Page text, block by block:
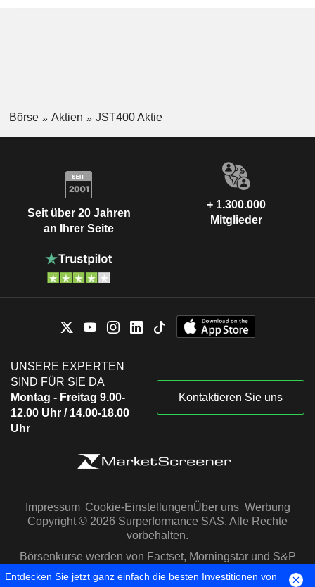
Börse Aktien JST400 Aktie
Seit über 20 Jahren
an Ihrer Seite
+ 1.300.000
Mitglieder
UNSERE EXPERTEN
SIND FÜR SIE DA
Montag - Freitag 9.00-
12.00 Uhr / 14.00-18.00
Uhr
Kontaktieren Sie uns
Impressum Cookie-EinstellungenÜber uns Werbung
Copyright © 2026 Surperformance SAS. Alle Rechte
vorbehalten.
Börsenkurse werden von Factset, Morningstar und S&P
Capital IQ zur Verfügung gestellt
Entdecken Sie jetzt ganz einfach die besten Investitionen von